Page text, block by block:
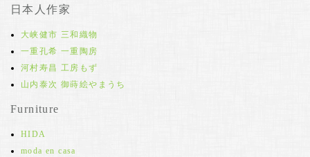
日本人作家
大峡健市 三和織物
一重孔希 一重陶房
河村寿昌 工房もず
山内泰次 御蒔絵やまうち
Furniture
HIDA
moda en casa